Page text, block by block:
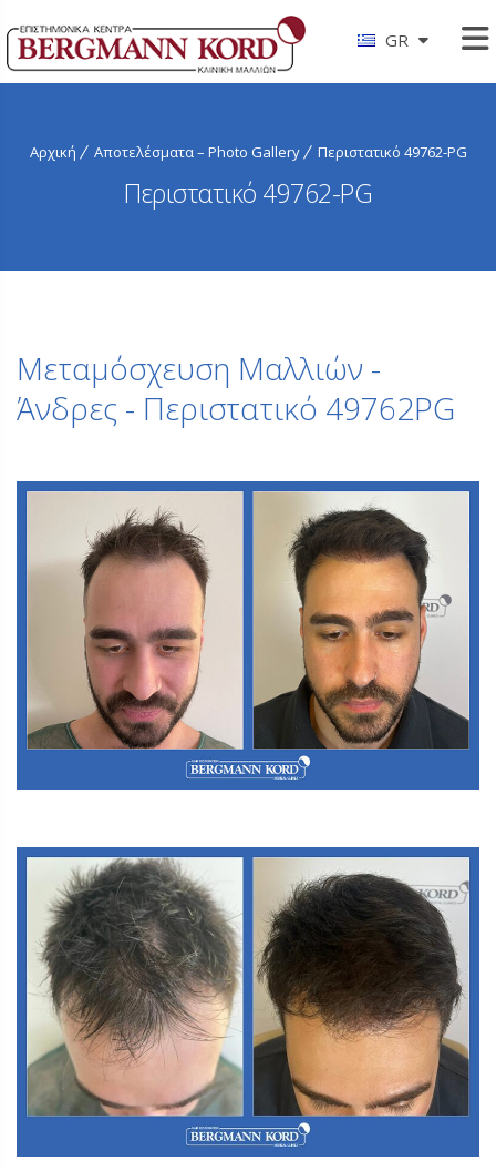
GR
Αρχική Αποτελέσματα – Photo Gallery Περιστατικό 49762-PG
Περιστατικό 49762-PG
Μεταμόσχευση Μαλλιών -
Άνδρες - Περιστατικό 49762PG